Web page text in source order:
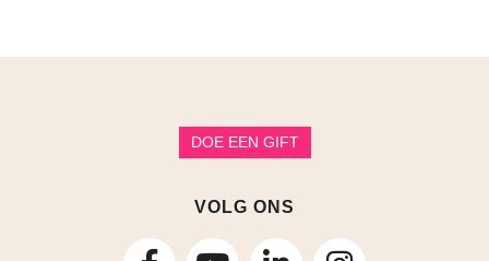
DOE EEN GIFT
VOLG ONS